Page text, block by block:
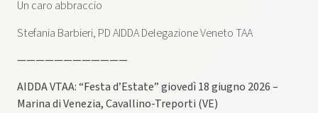
Un caro abbraccio
Stefania Barbieri, PD AIDDA Delegazione Veneto TAA
————————————
AIDDA VTAA: “Festa d’Estate” giovedì 18 giugno 2026 –
Marina di Venezia, Cavallino-Treporti (VE)